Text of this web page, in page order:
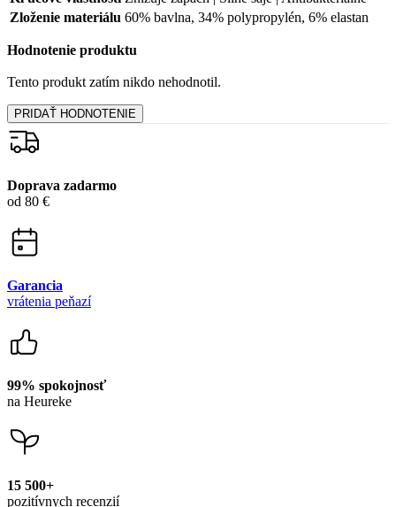
Zloženie materiálu
60% bavlna, 34% polypropylén, 6% elastan
Hodnotenie produktu
Tento produkt zatím nikdo nehodnotil.
PRIDAŤ HODNOTENIE
Doprava zadarmo
od 80 €
Garancia
vrátenia peňazí
99% spokojnosť
na Heureke
15 500+
pozitívnych recenzií